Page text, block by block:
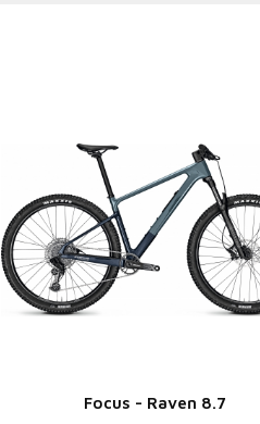
Focus - Raven 8.7